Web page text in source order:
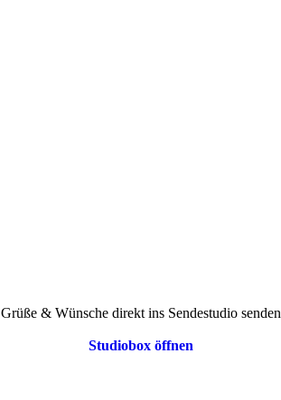
Grüße & Wünsche direkt ins Sendestudio senden
Studiobox öffnen